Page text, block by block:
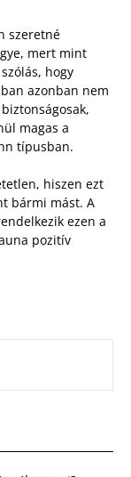
szeretné
mert mint
hogy
azonban nem
magas a
típusban.
hiszen ezt
bármi mást. A
ezen a
pozitív